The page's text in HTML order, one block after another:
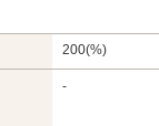
200(%)
-